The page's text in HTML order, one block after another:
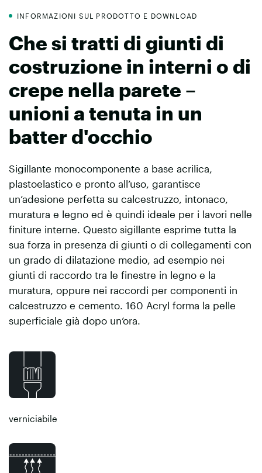
INFORMAZIONI SUL PRODOTTO E DOWNLOAD
Che si tratti di giunti di
costruzione in interni o di
crepe nella parete –
unioni a tenuta in un
batter d'occhio
Sigillante monocomponente a base acrilica,
plastoelastico e pronto all’uso, garantisce
un’adesione perfetta su calcestruzzo, intonaco,
muratura e legno ed è quindi ideale per i lavori nelle
finiture interne. Questo sigillante esprime tutta la
sua forza in presenza di giunti o di collegamenti con
un grado di dilatazione medio, ad esempio nei
giunti di raccordo tra le finestre in legno e la
muratura, oppure nei raccordi per componenti in
calcestruzzo e cemento. 160 Acryl forma la pelle
superficiale già dopo un’ora.
verniciabile